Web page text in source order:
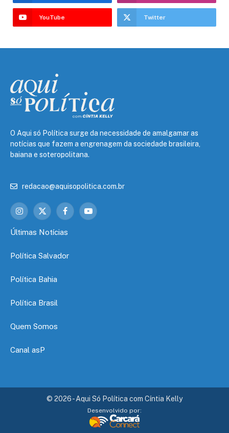
YouTube Twitter
O Aqui só Política surge da necessidade de amalgamar as
notícias que fazem a engrenagem da sociedade brasileira,
baiana e soteropolitana.
redacao@aquisopolitica.com.br
Instagram
X
FacebookYouTube
Últimas Notícias
Política Salvador
Política Bahia
Política Brasil
Quem Somos
Canal asP
© 2026 - Aqui Só Política com Cíntia Kelly
Desenvolvido por: